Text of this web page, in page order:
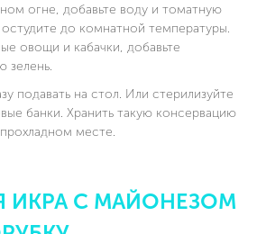
огне, добавьте воду и томатную
до комнатной температуры.
овощи и кабачки, добавьте
зелень.
подавать на стол. Или стерилизуйте
банки. Хранить такую консервацию
месте.
ИКРА С МАЙОНЕЗОМ